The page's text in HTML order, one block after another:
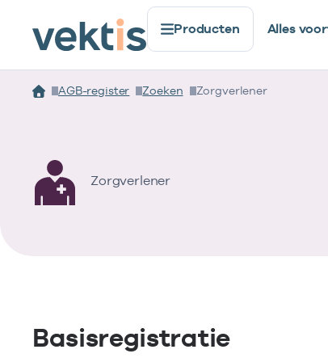
Producten Alles voor
AGB-register Zoeken Zorgverlener
Zorgverlener
Basisregistratie